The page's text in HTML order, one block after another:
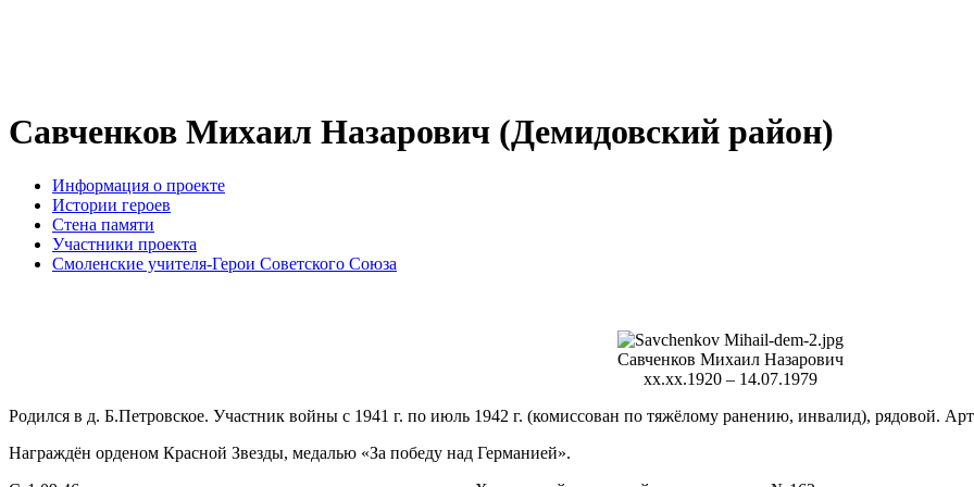
Савченков Михаил Назарович (Демидовский район)
Информация о проекте
Истории героев
Стена памяти
Участники проекта
Смоленские учителя-Герои Советского Союза
Савченков Михаил Назарович
хх.хх.1920 – 14.07.1979
Родился в д. Б.Петровское. Участник войны с 1941 г. по июль 1942 г. (комиссован по тяжёлому ранению, инвалид), рядовой.
Награждён орденом Красной Звезды, медалью «За победу над Германией».